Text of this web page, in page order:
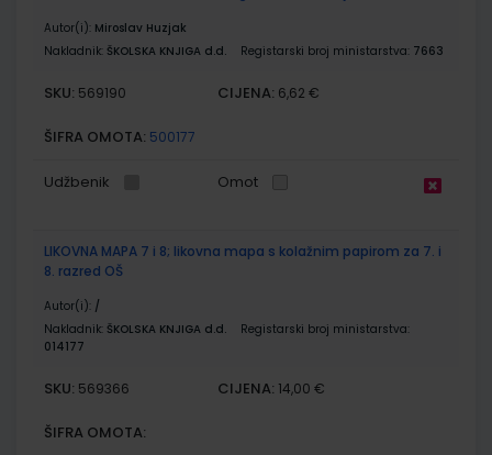
Autor(i): Miroslav Huzjak
Nakladnik: ŠKOLSKA KNJIGA d.d. Registarski broj ministarstva: 7663
SKU: 569190 CIJENA: 6,62 €
ŠIFRA OMOTA: 500177
Udžbenik Omot
LIKOVNA MAPA 7 i 8; likovna mapa s kolažnim papirom za 7. i
8. razred OŠ
Autor(i): /
Nakladnik: ŠKOLSKA KNJIGA d.d.
Registarski broj ministarstva:
014177
SKU: 569366 CIJENA: 14,00 €
ŠIFRA OMOTA: